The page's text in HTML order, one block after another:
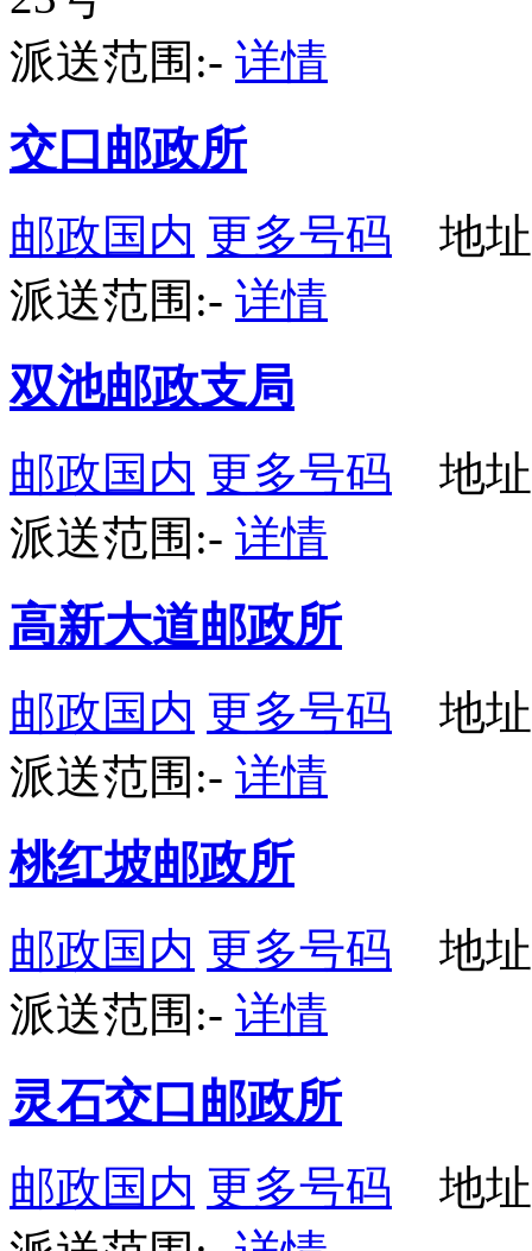
派送范围:- 详情
交口邮政所
邮政国内 更多号码 地址
派送范围:- 详情
双池邮政支局
邮政国内 更多号码 地址
派送范围:- 详情
高新大道邮政所
邮政国内 更多号码 地址
派送范围:- 详情
桃红坡邮政所
邮政国内 更多号码 地址
派送范围:- 详情
灵石交口邮政所
邮政国内 更多号码 地址